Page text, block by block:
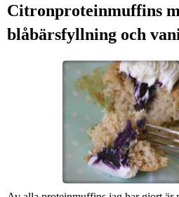
Citronproteinmuffins
blåbärsfyllning och